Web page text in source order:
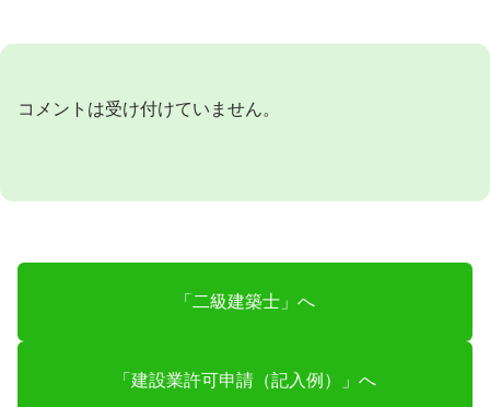
コメントは受け付けていません。
「二級建築士」へ
「建設業許可申請（記入例）」へ